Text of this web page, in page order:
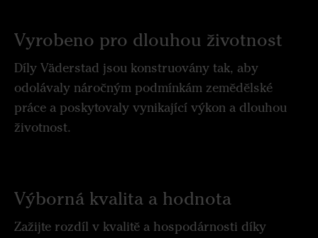
Vyrobeno pro dlouhou životnost
Díly Väderstad jsou konstruovány tak, aby
odolávaly náročným podmínkám zemědělské
práce a poskytovaly vynikající výkon a dlouhou
životnost.
Výborná kvalita a hodnota
Zažijte rozdíl v kvalitě a hospodárnosti díky